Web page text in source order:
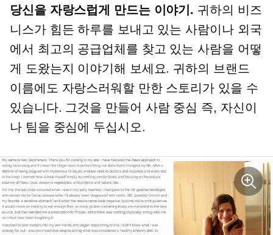
당신을 자랑스럽게 만드는 이야기. 귀하의 비즈
니스가 힘든 하루를 보내고 있는 사람이나 외국
에서 최고의 공급업체를 찾고 있는 사람을 어떻
게 도왔는지 이야기해 보세요. 귀하의 브랜드
이름에도 자랑스러워할 만한 스토리가 있을 수
있습니다. 그것을 만들어 사람 중심 즉, 자신이
나 팀을 중심에 두십시오.